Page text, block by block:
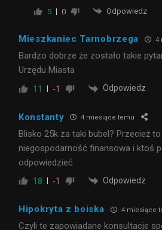
5 0 Odpowiedz
Mieszkaniec Tarnobrzega 4
Bardzo dobrze że zostało takie
Urzędu Miasta
11 -1 Odpowiedz
Konstanty 4 miesiące temu
Blisko 25k za taki bubel? Przecież
niegospodarność finansowa i ktoś
odpowiedzieć
18 -1 Odpowiedz
Hipokryta z boiska 4 miesiące
Czyli te zapowiadane konsultacje